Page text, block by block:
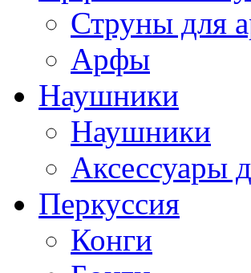
Струны для
Арфы
Наушники
Наушники
Аксессуары
Перкуссия
Конги